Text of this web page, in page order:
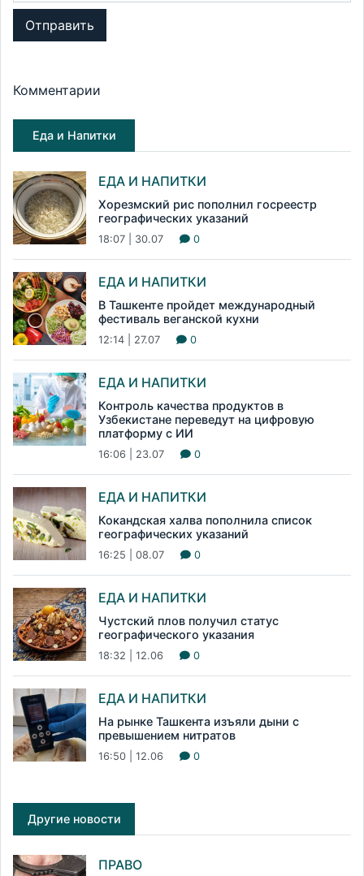
Отправить
Комментарии
Еда и Напитки
ЕДА И НАПИТКИ
Хорезмский рис пополнил госреестр
географических указаний
18:07 | 30.07 0
ЕДА И НАПИТКИ
В Ташкенте пройдет международный
фестиваль веганской кухни
12:14 | 27.07 0
ЕДА И НАПИТКИ
Контроль качества продуктов в
Узбекистане переведут на цифровую
платформу с ИИ
16:06 | 23.07 0
ЕДА И НАПИТКИ
Кокандская халва пополнила список
географических указаний
16:25 | 08.07 0
ЕДА И НАПИТКИ
Чустский плов получил статус
географического указания
18:32 | 12.06 0
ЕДА И НАПИТКИ
На рынке Ташкента изъяли дыни с
превышением нитратов
16:50 | 12.06 0
Другие новости
ПРАВО